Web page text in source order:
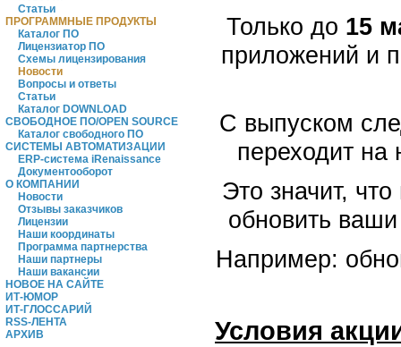
Статьи
ПРОГРАММНЫЕ ПРОДУКТЫ
Каталог ПО
Лицензиатор ПО
Схемы лицензирования
Новости
Вопросы и ответы
Статьи
Каталог DOWNLOAD
СВОБОДНОЕ ПО/OPEN SOURCE
Каталог свободного ПО
СИСТЕМЫ АВТОМАТИЗАЦИИ
ERP-система iRenaissance
Документооборот
О КОМПАНИИ
Новости
Отзывы заказчиков
Лицензии
Наши координаты
Программа партнерства
Наши партнеры
Наши вакансии
НОВОЕ НА САЙТЕ
ИТ-ЮМОР
ИТ-ГЛОССАРИЙ
RSS-ЛЕНТА
АРХИВ
Только до 15
приложений и
С выпуском
переходит на
Это значит,
обновить
Например:
Условия